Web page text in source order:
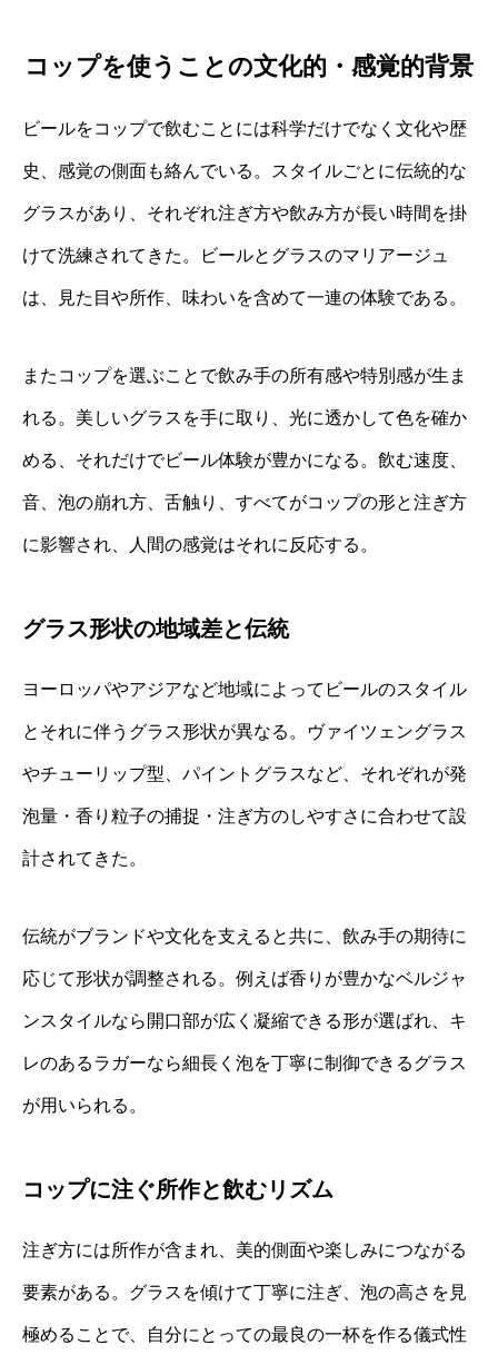
コップを使うことの文化的・感覚的背景
ビールをコップで飲むことには科学だけでなく文化や歴
史、感覚の側面も絡んでいる。スタイルごとに伝統的な
グラスがあり、それぞれ注ぎ方や飲み方が長い時間を掛
けて洗練されてきた。ビールとグラスのマリアージュ
は、見た目や所作、味わいを含めて一連の体験である。
またコップを選ぶことで飲み手の所有感や特別感が生ま
れる。美しいグラスを手に取り、光に透かして色を確か
める、それだけでビール体験が豊かになる。飲む速度、
音、泡の崩れ方、舌触り、すべてがコップの形と注ぎ方
に影響され、人間の感覚はそれに反応する。
グラス形状の地域差と伝統
ヨーロッパやアジアなど地域によってビールのスタイル
とそれに伴うグラス形状が異なる。ヴァイツェングラス
やチューリップ型、パイントグラスなど、それぞれが発
泡量・香り粒子の捕捉・注ぎ方のしやすさに合わせて設
計されてきた。
伝統がブランドや文化を支えると共に、飲み手の期待に
応じて形状が調整される。例えば香りが豊かなベルジャ
ンスタイルなら開口部が広く凝縮できる形が選ばれ、キ
レのあるラガーなら細長く泡を丁寧に制御できるグラス
が用いられる。
コップに注ぐ所作と飲むリズム
注ぎ方には所作が含まれ、美的側面や楽しみにつながる
要素がある。グラスを傾けて丁寧に注ぎ、泡の高さを見
極めることで、自分にとっての最良の一杯を作る儀式性